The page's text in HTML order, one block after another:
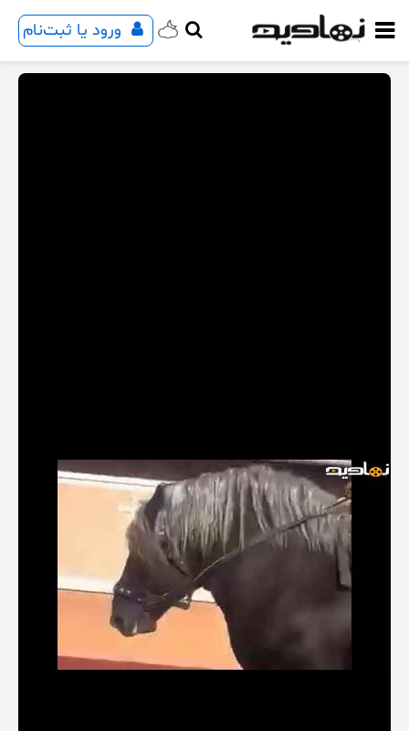
ورود یا ثبت‌نام